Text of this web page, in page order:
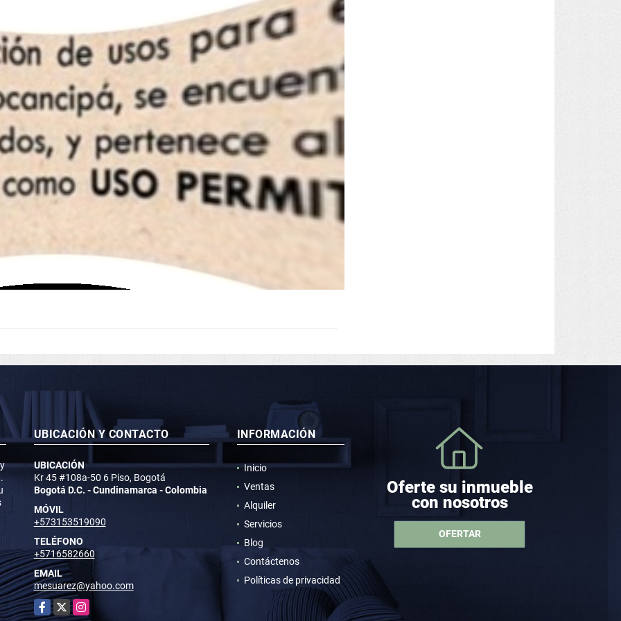
UBICACIÓN Y CONTACTO
UBICACIÓN
Kr 45 #108a-50 6 Piso, Bogotá
Bogotá D.C. - Cundinamarca - Colombia
MÓVIL
+573153519090
TELÉFONO
+5716582660
EMAIL
mesuarez@yahoo.com
Facebook
X Instagram
INFORMACIÓN
Inicio
Ventas
Alquiler
Servicios
Blog
Contáctenos
Políticas de privacidad
Oferte su inmueble
con nosotros
OFERTAR